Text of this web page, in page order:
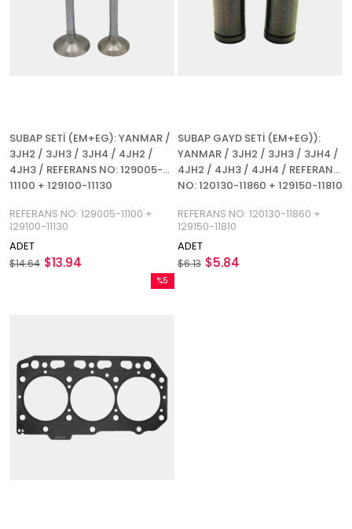
SUBAP SETİ (EM+EG): YANMAR /
3JH2 / 3JH3 / 3JH4 / 4JH2 /
4JH3 / REFERANS NO: 129005-
11100 + 129100-11130
REFERANS NO: 129005-11100 +
129100-11130
ADET
$13.94
$14.64
SUBAP GAYD SETİ (EM+EG)):
YANMAR / 3JH2 / 3JH3 / 3JH4 /
4JH2 / 4JH3 / 4JH4 / REFERANS
NO: 120130-11860 + 129150-11810
REFERANS NO: 120130-11860 +
129150-11810
ADET
$5.84
$6.13
%5